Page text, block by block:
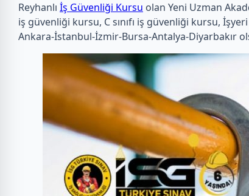
Reyhanlı İş Güvenliği Kursu olan Yeni Uzman
iş güvenliği kursu, C sınıfı iş güvenliği kursu,
Ankara-İstanbul-İzmir-Bursa-Antalya-Diyarbakır